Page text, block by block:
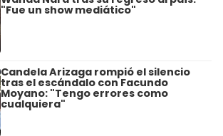
"Fue un show mediático"
Candela Arizaga rompió el silencio
tras el escándalo con Facundo
Moyano: "Tengo errores como
cualquiera"